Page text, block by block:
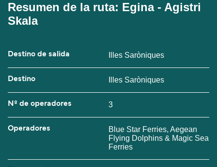
Resumen de la ruta: Egina - Agistri
Skala
Destino de salida Illes Saròniques
Destino Illes Saròniques
Nº de operadores 3
Operadores
Blue Star Ferries, Aegean
Flying Dolphins & Magic Sea
Ferries